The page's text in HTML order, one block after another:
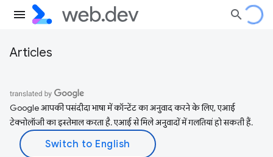
Articles
Google आपकी पसंदीदा भाषा में कॉन्टेंट का अनुवाद करने के लिए, एआई
टेक्नोलॉजी का इस्तेमाल करता है. एआई से मिले अनुवादों में गलतियां हो सकती हैं.